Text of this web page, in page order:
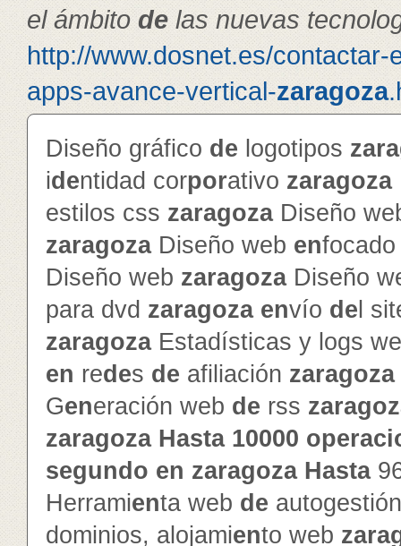
el ámbitode las nuevas
http://www.dosnet.es/contactar-
apps-avance-vertical-zaragoza
Diseño gráfico de logotipos
identidad corporativo zaragoza
estilos css zaragozaDiseño
zaragozaDiseño web en
Diseño web zaragozaDiseño
para dvd zaragoza envío de l
zaragozaEstadísticas y logs
en redes de afiliación zaragoza
Generación web de rss
zaragoza Hasta 10000
segundo en zaragoza Hasta
Herramienta web de
dominios, alojamiento web